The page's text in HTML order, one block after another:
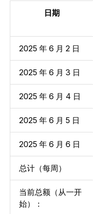
日期
2025 年 6 月 2 日
2025 年 6 月 3 日
2025 年 6 月 4 日
2025 年 6 月 5 日
2025 年 6 月 6 日
总计（每周）
当前总额（从一开
始）：